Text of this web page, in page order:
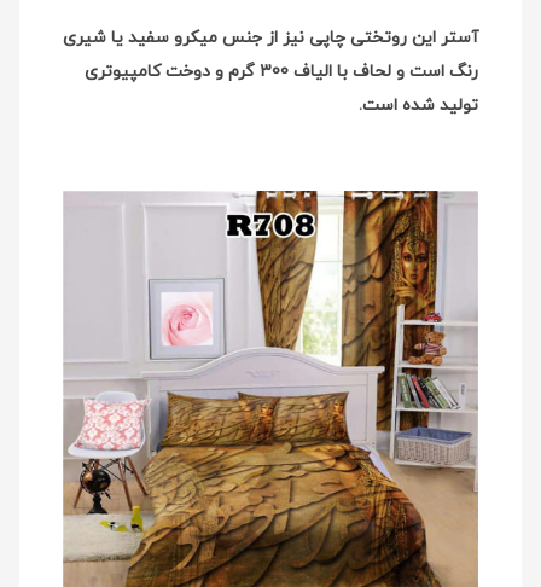
آستر این روتختی چاپی نیز از جنس میکرو سفید یا شیری
رنگ است و لحاف با الیاف 300 گرم و دوخت کامپیوتری
تولید شده است.